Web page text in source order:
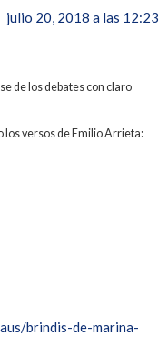
julio 20, 2018 a las 12:23
de los debates con claro
los versos de Emilio Arrieta:
brindis-de-marina-